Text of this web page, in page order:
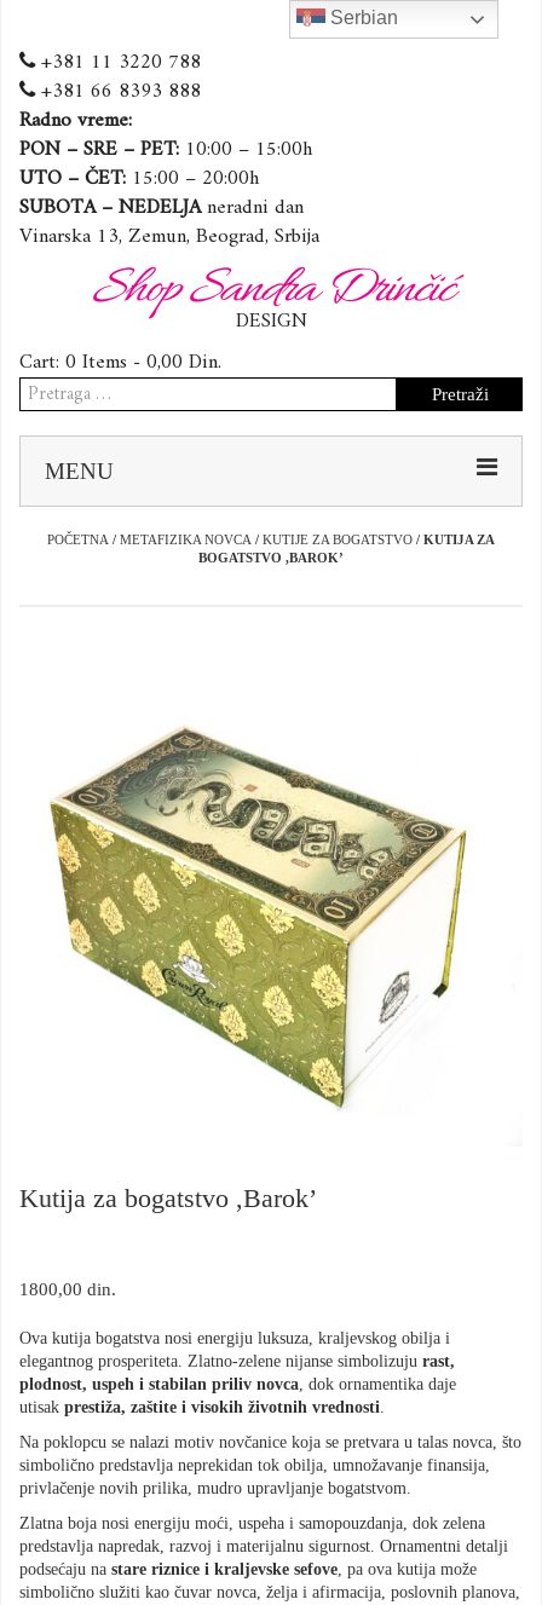
+381 11 3220 788
+381 66 8393 888
Radno vreme:
PON – SRE – PET: 10:00 – 15:00h
UTO – ČET: 15:00 – 20:00h
SUBOTA – NEDELJAneradni dan
Vinarska 13, Zemun, Beograd, Srbija
Shop Sandra Drinčić
DESIGN
Cart: 0 Items -0,00 Din.
Pretraga
za:
MENU
POČETNA / METAFIZIKA NOVCA / KUTIJE ZA BOGATSTVO / KUTIJA ZA
BOGATSTVO ,BAROK’
Kutija za bogatstvo ,Barok’
1800,00 din.
Ova kutija bogatstva nosi energiju luksuza, kraljevskog obilja i
elegantnog prosperiteta. Zlatno-zelene nijanse simbolizuju rast,
plodnost, uspeh i stabilan priliv novca, dok ornamentika daje
utisak prestiža, zaštite i visokih životnih vrednosti.
Na poklopcu se nalazi motiv novčanice koja se pretvara u talas novca, što
simbolično predstavlja neprekidan tok obilja, umnožavanje finansija,
privlačenje novih prilika, mudro upravljanje bogatstvom.
Zlatna boja nosi energiju moći, uspeha i samopouzdanja, dok zelena
predstavlja napredak, razvoj i materijalnu sigurnost. Ornamentni detalji
podsećaju na stare riznice i kraljevske sefove, pa ova kutija može
simbolično služiti kao čuvar novca, želja i afirmacija, poslovnih planova,
Serbian